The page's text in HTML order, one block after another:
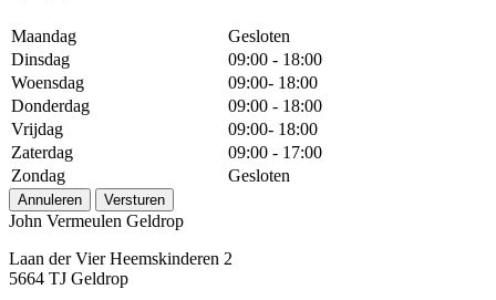
Maandag
Gesloten
Dinsdag
09:00 - 18:00
Woensdag
09:00- 18:00
Donderdag
09:00 - 18:00
Vrijdag
09:00- 18:00
Zaterdag
09:00 - 17:00
Zondag
Gesloten
Annuleren Versturen
John Vermeulen Geldrop
Laan der Vier Heemskinderen 2
5664 TJ Geldrop